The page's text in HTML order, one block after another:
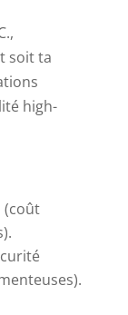
soit ta
high-
(coût